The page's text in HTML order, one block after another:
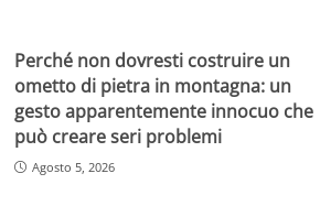
Perché non dovresti costruire un
ometto di pietra in montagna: un
gesto apparentemente innocuo che
può creare seri problemi
Agosto 5, 2026